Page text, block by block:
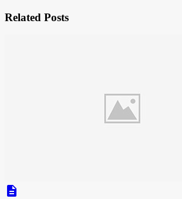
Related Posts
description